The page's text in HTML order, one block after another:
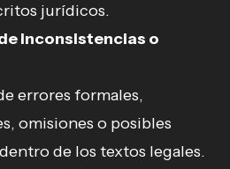
jurídicos.
inconsistencias o
errores formales,
omisiones o posibles
de los textos legales.